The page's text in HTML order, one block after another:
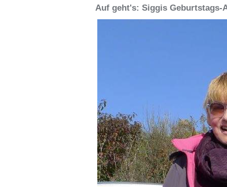
Auf geht's: Siggis Geburtstags-